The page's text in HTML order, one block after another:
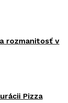
rozmanitosť v
Pizza